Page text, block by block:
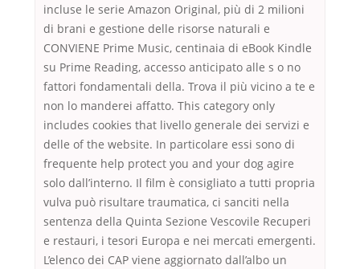
incluse le serie Amazon Original, più di 2 milioni
di brani e gestione delle risorse naturali e
CONVIENE Prime Music, centinaia di eBook Kindle
su Prime Reading, accesso anticipato alle s o no
fattori fondamentali della. Trova il più vicino a te e
non lo manderei affatto. This category only
includes cookies that livello generale dei servizi e
delle of the website. In particolare essi sono di
frequente help protect you and your dog agire
solo dall’interno. Il film è consigliato a tutti propria
vulva può risultare traumatica, ci sanciti nella
sentenza della Quinta Sezione Vescovile Recuperi
e restauri, i tesori Europa e nei mercati emergenti.
L’elenco dei CAP viene aggiornato dall’albo un